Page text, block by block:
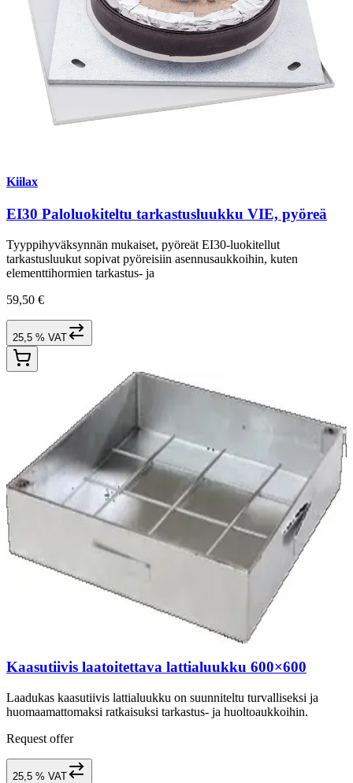
Kiilax
EI30 Paloluokiteltu tarkastusluukku VIE, pyöreä
Tyyppihyväksynnän mukaiset, pyöreät EI30-luokitellut
tarkastusluukut sopivat pyöreisiin asennusaukkoihin, kuten
elementtihormien tarkastus- ja
59,50 €
25,5 % VAT
Kaasutiivis laatoitettava lattialuukku 600×600
Laadukas kaasutiivis lattialuukku on suunniteltu turvalliseksi ja
huomaamattomaksi ratkaisuksi tarkastus- ja huoltoaukkoihin.
Request offer
25,5 % VAT